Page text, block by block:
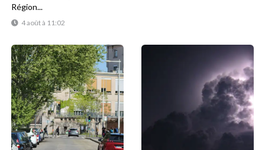
4 août à 11:02
Région...